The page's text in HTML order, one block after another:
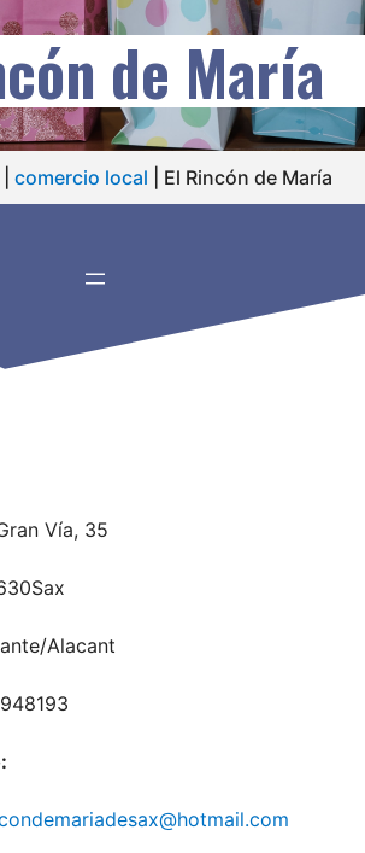
de María
comercio local El Rincón de María
Vía, 35
Sax
Alacant